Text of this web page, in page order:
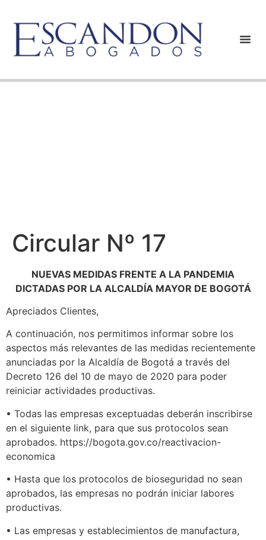
Circular Nº 17
NUEVAS MEDIDAS FRENTE A LA PANDEMIA
DICTADAS POR LA ALCALDÍA MAYOR DE BOGOTÁ
Apreciados Clientes,
A continuación, nos permitimos informar sobre los
aspectos más relevantes de las medidas recientemente
anunciadas por la Alcaldía de Bogotá a través del
Decreto 126 del 10 de mayo de 2020 para poder
reiniciar actividades productivas.
• Todas las empresas exceptuadas deberán inscribirse
en el siguiente link, para que sus protocolos sean
aprobados. https://bogota.gov.co/reactivacion-
economica
• Hasta que los protocolos de bioseguridad no sean
aprobados, las empresas no podrán iniciar labores
productivas.
• Las empresas y establecimientos de manufactura,